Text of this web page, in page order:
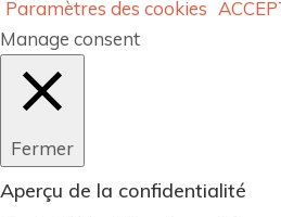
Paramètres des cookies
Manage consent
Fermer
Aperçu de la confidentialité